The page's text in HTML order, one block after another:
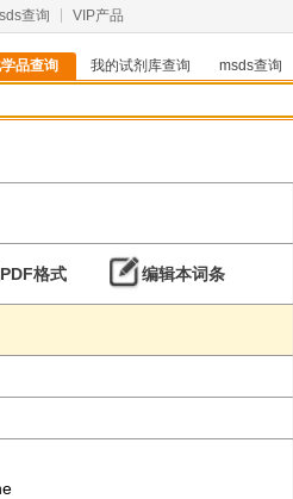
查询 VIP产品
品查询 我的试剂库查询 msds查询
格式 编辑本词条